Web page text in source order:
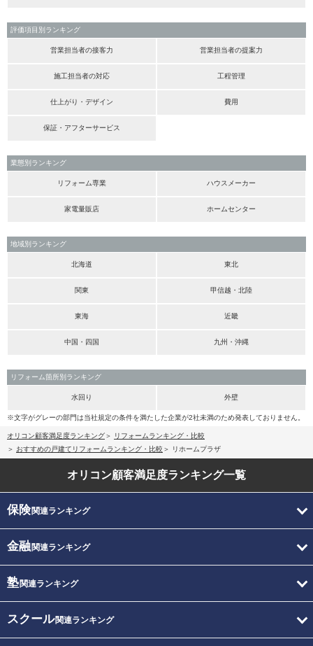
評価項目別ランキング
営業担当者の接客力 営業担当者の提案力
施工担当者の対応 工程管理
仕上がり・デザイン 費用
保証・アフターサービス
業態別ランキング
リフォーム専業 ハウスメーカー
家電量販店 ホームセンター
地域別ランキング
北海道 東北
関東 甲信越・北陸
東海 近畿
中国・四国 九州・沖縄
リフォーム箇所別ランキング
水回り 外壁
※文字がグレーの部門は当社規定の条件を満たした企業が2社未満のため発表しておりません。
オリコン顧客満足度ランキング
リフォームランキング・比較
おすすめの戸建てリフォームランキング・比較
リホームプラザ
オリコン顧客満足度ランキング一覧
保険関連ランキング
金融関連ランキング
塾関連ランキング
スクール関連ランキング